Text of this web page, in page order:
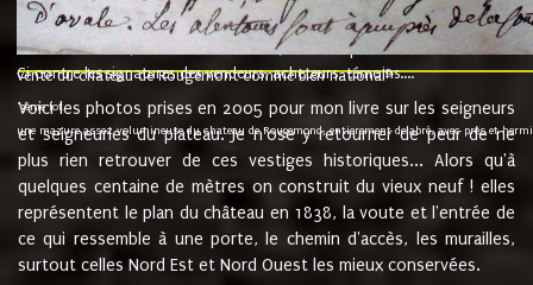
présent......"
suivent les rentes, donation des terriers, etc... au prix de 880 livre louis
Ci contre les signatures des vendeurs, acheteurs, témoins....
vente du château de Rougemont comme bien national9.
"3ème lot
une mazure assez volumineuse du chateau de Rougemond, entierement delabré, avec près et
Voici les photos prises en 2005 pour mon livre sur les seigneurs
et seigneuries du plateau. Je n'ose y retourner de peur de ne
plus rien retrouver de ces vestiges historiques... Alors qu'à
quelques centaine de mètres on construit du vieux neuf ! elles
représentent le plan du château en 1838, la voute et l'entrée de
ce qui ressemble à une porte, le chemin d'accès, les murailles,
surtout celles Nord Est et Nord Ouest les mieux conservées.